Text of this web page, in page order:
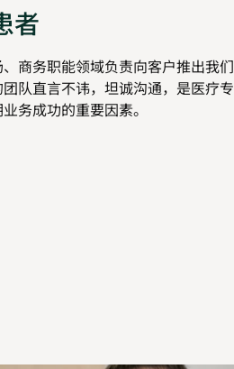
者
商务职能领域负责向客户推出我
队直言不讳，坦诚沟通，是医疗
务成功的重要因素。